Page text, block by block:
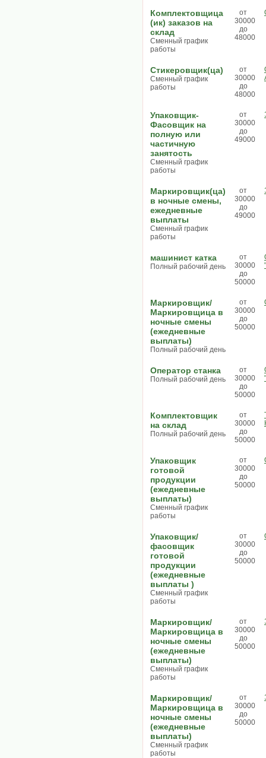
Комплектовщица
(ик) заказов на
склад
Сменный график
работы
от
30000
до
48000
Стикеровщик(ца)
Сменный график
работы
от
30000
до
48000
Упаковщик-
Фасовщик на
полную или
частичную
занятость
Сменный график
работы
от
30000
до
49000
Маркировщик(ца)
в ночные смены,
ежедневные
выплаты
Сменный график
работы
от
30000
до
49000
машинист катка
Полный рабочий день
от
30000
до
50000
Маркировщик/
Маркировщица в
ночные смены
(ежедневные
выплаты)
Полный рабочий день
от
30000
до
50000
Оператор станка
Полный рабочий день
от
30000
до
50000
Комплектовщик
на склад
Полный рабочий день
от
30000
до
50000
Упаковщик
готовой
продукции
(ежедневные
выплаты)
Сменный график
работы
от
30000
до
50000
Упаковщик/
фасовщик
готовой
продукции
(ежедневные
выплаты )
Сменный график
работы
от
30000
до
50000
Маркировщик/
Маркировщица в
ночные смены
(ежедневные
выплаты)
Сменный график
работы
от
30000
до
50000
Маркировщик/
Маркировщица в
ночные смены
(ежедневные
выплаты)
Сменный график
работы
от
30000
до
50000